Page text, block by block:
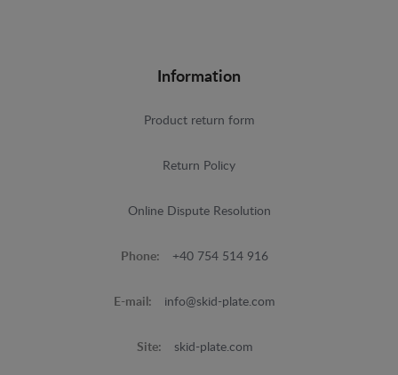
Information
Product return form
Return Policy
Online Dispute Resolution
Phone: +40 754 514 916
E-mail: info@skid-plate.com
Site: skid-plate.com